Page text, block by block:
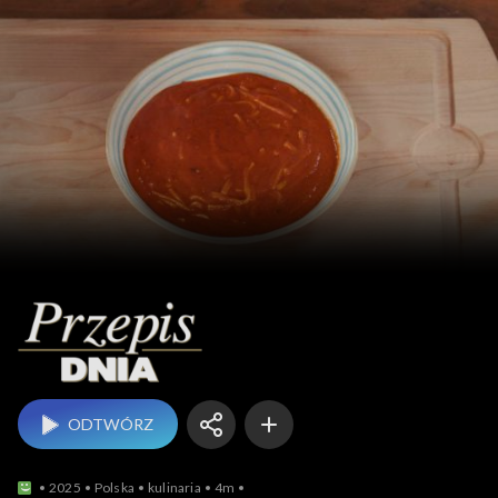
Przepis dnia
ODTWÓRZ
2025 Polska kulinaria
4m